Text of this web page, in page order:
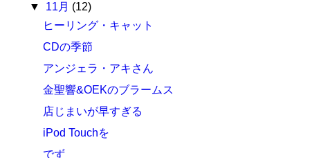
▼ 11月 (12)
ヒーリング・キャット
CDの季節
アンジェラ・アキさん
金聖響&OEKのブラームス
店じまいが早すぎる
iPod Touchを
でず